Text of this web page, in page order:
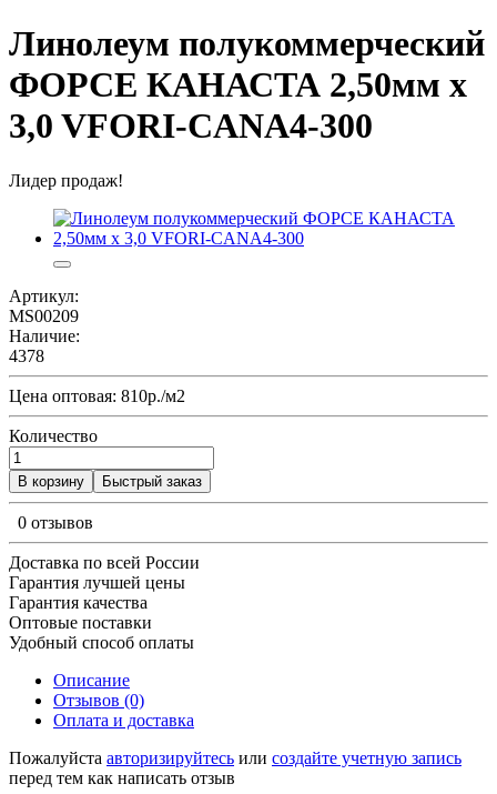
Линолеум полукоммерческий
ФОРСЕ КАНАСТА 2,50мм x
3,0 VFORI-CANA4-300
Лидер продаж!
Артикул:
MS00209
Наличие:
4378
Цена оптовая: 810р./м2
Количество
В корзину Быстрый заказ
0 отзывов
Доставка по всей России
Гарантия лучшей цены
Гарантия качества
Оптовые поставки
Удобный способ оплаты
Описание
Отзывов (0)
Оплата и доставка
Пожалуйста авторизируйтесь или создайте учетную запись
перед тем как написать отзыв